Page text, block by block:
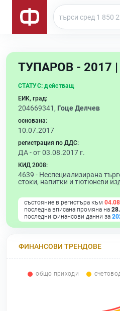
ТУПАРОВ - 2017
СТАТУС: действащ
ЕИК, град:
204669341, Гоце Делчев
основана:
10.07.2017
регистрация по ДДС:
ДА - от 03.08.2017 г.
КИД 2008:
4639 - Неспециализирана
стоки, напитки и тютюневи
състояние в регистъра към
последна вписана промяна на
последни финансови данни за
ФИНАНСОВИ ТРЕНДОВЕ
общо приходи